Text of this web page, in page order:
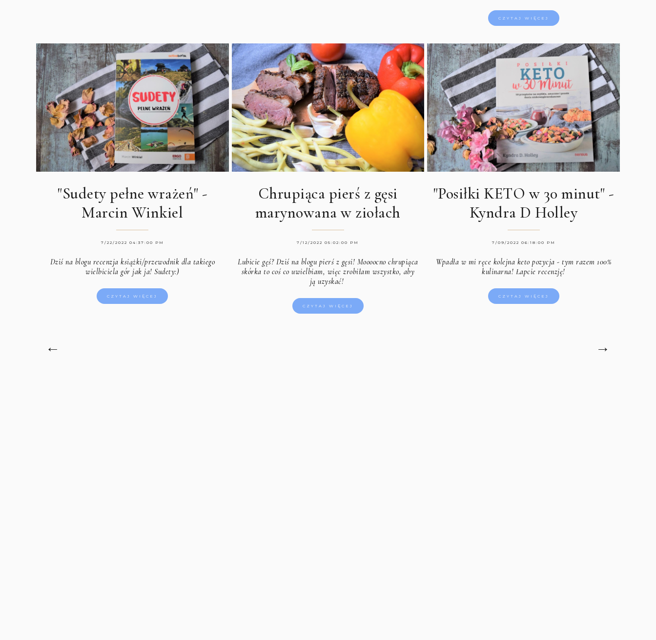
CZYTAJ WIĘCEJ
"Sudety pełne wrażeń" -
Marcin Winkiel
7/22/2022 04:37:00 PM
Dziś na blogu recenzja książki/przewodnik dla takiego
wielbiciela gór jak ja! Sudety:)
CZYTAJ WIĘCEJ
Chrupiąca pierś z gęsi
marynowana w ziołach
7/12/2022 05:02:00 PM
Lubicie gęś? Dziś na blogu pierś z gęsi! Moooocno chrupiąca
skórka to coś co uwielbiam, więc zrobiłam wszystko, aby
ją uzyskać!
CZYTAJ WIĘCEJ
"Posiłki KETO w 30 minut" -
Kyndra D Holley
7/09/2022 06:18:00 PM
Wpadła w mi ręce kolejna keto pozycja - tym razem 100%
kulinarna! Łapcie recenzję!
CZYTAJ WIĘCEJ
← →